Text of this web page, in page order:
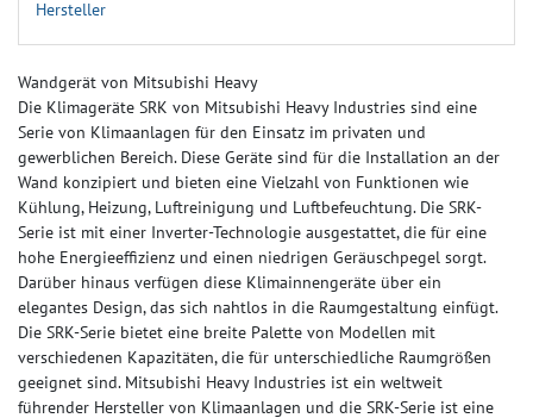
Hersteller
Wandgerät von Mitsubishi Heavy
Die Klimageräte SRK von Mitsubishi Heavy Industries sind eine
Serie von Klimaanlagen für den Einsatz im privaten und
gewerblichen Bereich. Diese Geräte sind für die Installation an der
Wand konzipiert und bieten eine Vielzahl von Funktionen wie
Kühlung, Heizung, Luftreinigung und Luftbefeuchtung. Die SRK-
Serie ist mit einer Inverter-Technologie ausgestattet, die für eine
hohe Energieeffizienz und einen niedrigen Geräuschpegel sorgt.
Darüber hinaus verfügen diese Klimainnengeräte über ein
elegantes Design, das sich nahtlos in die Raumgestaltung einfügt.
Die SRK-Serie bietet eine breite Palette von Modellen mit
verschiedenen Kapazitäten, die für unterschiedliche Raumgrößen
geeignet sind. Mitsubishi Heavy Industries ist ein weltweit
führender Hersteller von Klimaanlagen und die SRK-Serie ist eine